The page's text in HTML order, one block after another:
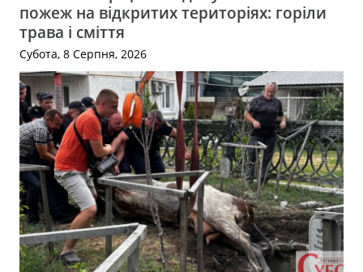
пожеж на відкритих територіях: горіли
трава і сміття
Субота, 8 Серпня, 2026